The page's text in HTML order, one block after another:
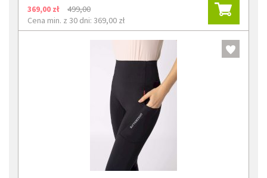
369,00 zł
499,00
Cena min. z 30 dni: 369,00 zł